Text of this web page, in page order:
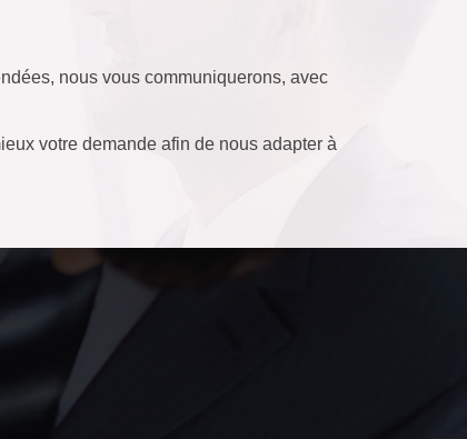
nous vous communiquerons, avec
votre demande afin de nous adapter à